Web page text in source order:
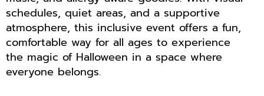
schedules, quiet areas, and a supportive
atmosphere, this inclusive event offers a fun,
comfortable way for all ages to experience
the magic of Halloween in a space where
everyone belongs.